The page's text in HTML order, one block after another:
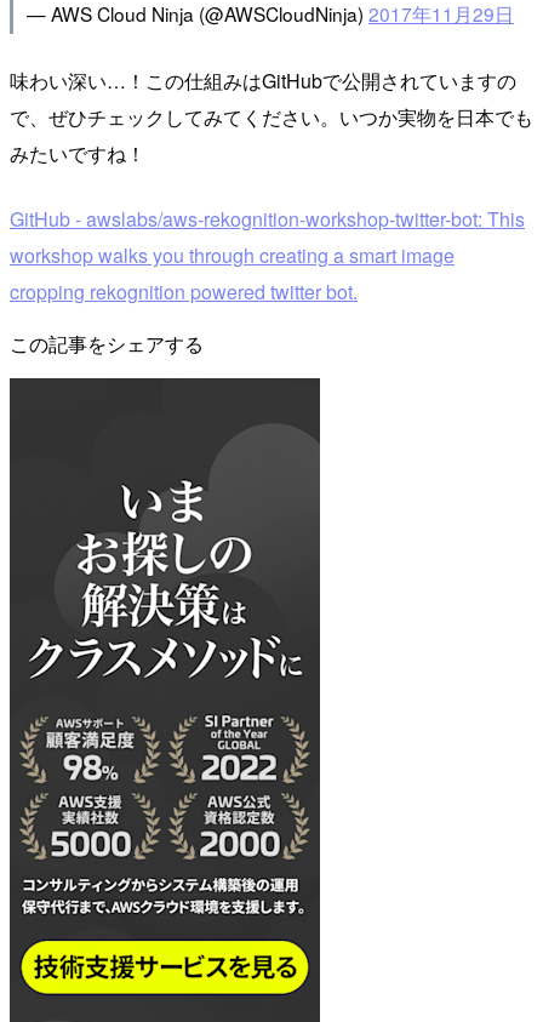
— AWS Cloud Ninja (@AWSCloudNinja) 2017年11月29日
味わい深い…！この仕組みはGitHubで公開されていますの
で、ぜひチェックしてみてください。いつか実物を日本でも
みたいですね！
GitHub - awslabs/aws-rekognition-workshop-twitter-bot: This
workshop walks you through creating a smart image
cropping rekognition powered twitter bot.
この記事をシェアする